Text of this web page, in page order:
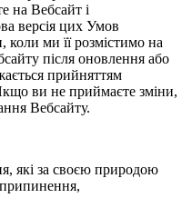
на Вебсайт і
версія цих Умов
ми її розмістимо на
після оновлення або
прийняттям
ви не приймаєте зміни,
Вебсайту.
які за своєю природою